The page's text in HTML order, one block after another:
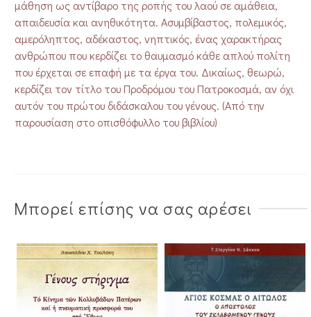
μάθηση ως αντίβαρο της ροπής του λαού σε αμάθεια,
απαιδευσία και ανηθικότητα. Ασυμβίβαστος, πολεμικός,
αμερόληπτος, αδέκαστος, νηπτικός, ένας χαρακτήρας
ανθρώπου που κερδίζει το θαυμασμό κάθε απλού πολίτη
που έρχεται σε επαφή με τα έργα του. Δικαίως, θεωρώ,
κερδίζει τον τίτλο του Προδρόμου του Πατροκοσμά, αν όχι
αυτόν του πρώτου διδάσκαλου του γένους. (Από την
παρουσίαση στο οπισθόφυλλο του βιβλίου)
Μπορεί επίσης να σας αρέσει